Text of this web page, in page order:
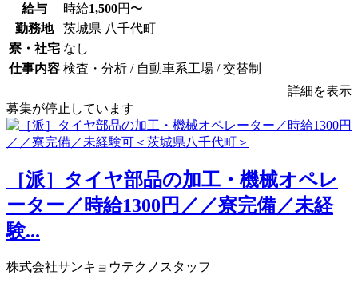
給与 時給1,500円〜
勤務地
茨城県 八千代町
寮・社宅 なし
仕事内容 検査・分析 / 自動車系工場 / 交替制
詳細を表示
募集が停止しています
［派］タイヤ部品の加工・機械オペレ
ーター／時給1300円／／寮完備／未経
験...
株式会社サンキョウテクノスタッフ